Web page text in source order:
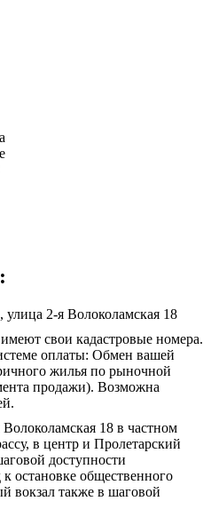
2-я Волоколамская 18
свои кадастровые номера.
оплаты: Обмен вашей
жилья по рыночной
продажи). Возможна
Волоколамская 18 в частном
в центр и Пролетарский
доступности
остановке общественного
вокзал также в шаговой